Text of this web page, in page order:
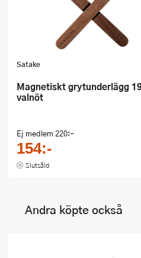
Satake
Magnetiskt grytunderlägg 19 cm
valnöt
Ej medlem 220:-
154:-
Slutsåld
Andra köpte också